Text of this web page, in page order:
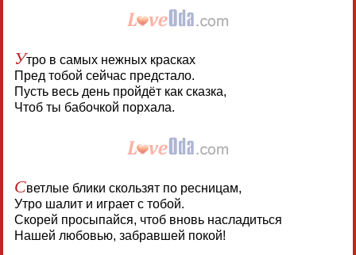
Утро в самых нежных красках
Пред тобой сейчас предстало.
Пусть весь день пройдёт как сказка,
Чтоб ты бабочкой порхала.
Светлые блики скользят по ресницам,
Утро шалит и играет с тобой.
Скорей просыпайся, чтоб вновь насладиться
Нашей любовью, забравшей покой!